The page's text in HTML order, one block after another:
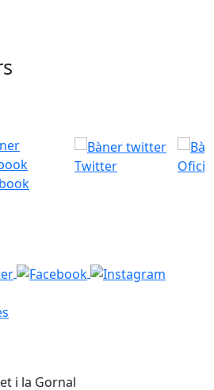
Twitter
i la Gornal